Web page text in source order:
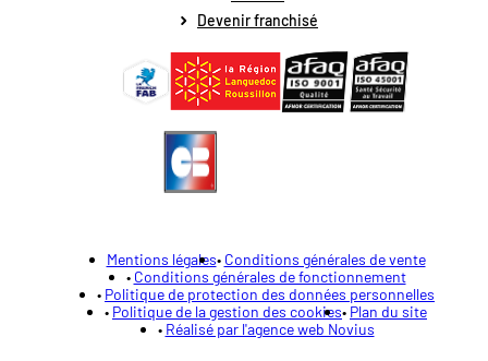
Devenir franchisé
Mentions légales Conditions générales de vente
Conditions générales de fonctionnement
Politique de protection des données personnelles
Politique de la gestion des cookies Plan du site
Réalisé par l'agence web Novius